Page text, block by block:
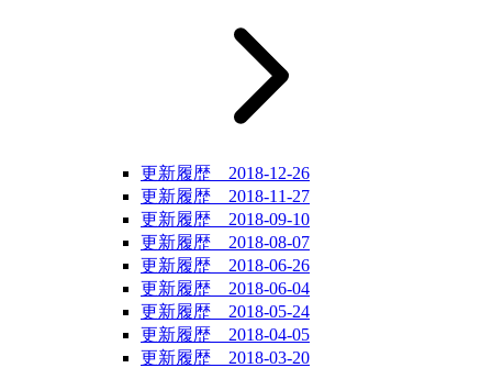
更新履歴 2018-12-26
更新履歴 2018-11-27
更新履歴 2018-09-10
更新履歴 2018-08-07
更新履歴 2018-06-26
更新履歴 2018-06-04
更新履歴 2018-05-24
更新履歴 2018-04-05
更新履歴 2018-03-20